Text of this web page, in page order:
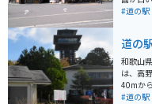
販売す
の里は
車で約
る旧吉
吉備街
約300本
#道の駅
道の
和歌山
は、高
40mから
広がる
#道の駅